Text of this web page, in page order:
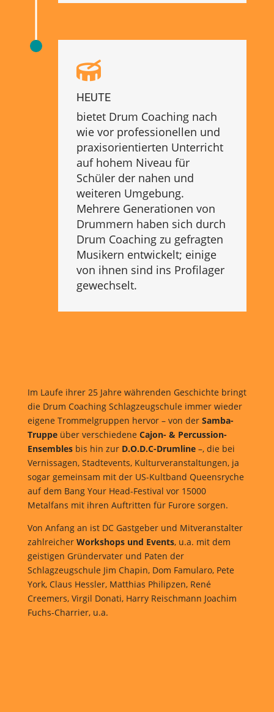

HEUTE
bietet Drum Coaching nach
wie vor professionellen und
praxisorientierten Unterricht
auf hohem Niveau für
Schüler der nahen und
weiteren Umgebung.
Mehrere Generationen von
Drummern haben sich durch
Drum Coaching zu gefragten
Musikern entwickelt; einige
von ihnen sind ins Profilager
gewechselt.
Im Laufe ihrer 25 Jahre währenden Geschichte bringt
die Drum Coaching Schlagzeugschule immer wieder
eigene Trommelgruppen hervor – von der Samba-
Truppeüber verschiedene Cajon- & Percussion-
Ensemblesbis hin zur D.O.D.C-Drumline–, die bei
Vernissagen, Stadtevents, Kulturveranstaltungen, ja
sogar gemeinsam mit der US-Kultband Queensryche
auf dem Bang Your Head-Festival vor 15000
Metalfans mit ihren Auftritten für Furore sorgen.
Von Anfang an ist DC Gastgeber und Mitveranstalter
zahlreicher Workshops und Events, u.a. mit dem
geistigen Gründervater und Paten der
Schlagzeugschule Jim Chapin, Dom Famularo, Pete
York, Claus Hessler, Matthias Philipzen, René
Creemers, Virgil Donati, Harry Reischmann Joachim
Fuchs-Charrier, u.a.